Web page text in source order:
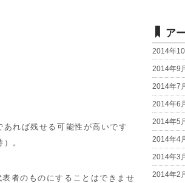
れば残せる可能性が高いです
。
者のものにすることはできませ
ア
2014年10
2014年9
2014年7
2014年6
2014年5
2014年4
2014年3
2014年2